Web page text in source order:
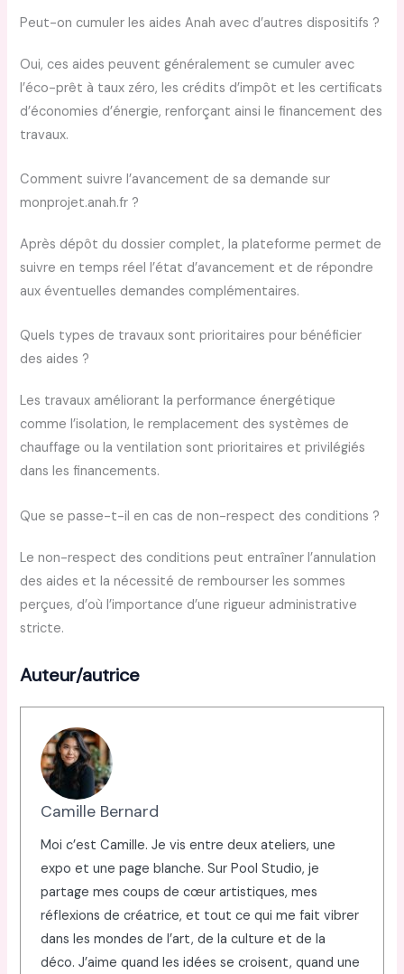
Peut-on cumuler les aides Anah avec d’autres dispositifs ?
Oui, ces aides peuvent généralement se cumuler avec
l’éco-prêt à taux zéro, les crédits d’impôt et les certificats
d’économies d’énergie, renforçant ainsi le financement des
travaux.
Comment suivre l’avancement de sa demande sur
monprojet.anah.fr ?
Après dépôt du dossier complet, la plateforme permet de
suivre en temps réel l’état d’avancement et de répondre
aux éventuelles demandes complémentaires.
Quels types de travaux sont prioritaires pour bénéficier
des aides ?
Les travaux améliorant la performance énergétique
comme l’isolation, le remplacement des systèmes de
chauffage ou la ventilation sont prioritaires et privilégiés
dans les financements.
Que se passe-t-il en cas de non-respect des conditions ?
Le non-respect des conditions peut entraîner l’annulation
des aides et la nécessité de rembourser les sommes
perçues, d’où l’importance d’une rigueur administrative
stricte.
Auteur/autrice
Camille Bernard
Moi c’est Camille. Je vis entre deux ateliers, une
expo et une page blanche. Sur Pool Studio, je
partage mes coups de cœur artistiques, mes
réflexions de créatrice, et tout ce qui me fait vibrer
dans les mondes de l’art, de la culture et de la
déco. J’aime quand les idées se croisent, quand une